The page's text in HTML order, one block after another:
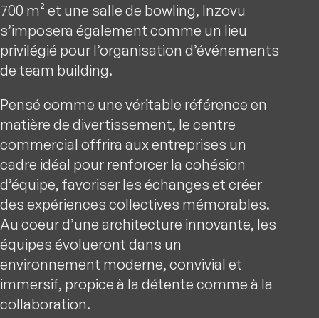
700 m² et une salle de bowling, Inzovu
s’imposera également comme un lieu
privilégié pour l’organisation d’événements
de team building.
Pensé comme une véritable référence en
matière de divertissement, le centre
commercial offrira aux entreprises un
cadre idéal pour renforcer la cohésion
d’équipe, favoriser les échanges et créer
des expériences collectives mémorables.
Au coeur d’une architecture innovante, les
équipes évolueront dans un
environnement moderne, convivial et
immersif, propice à la détente comme à la
collaboration.